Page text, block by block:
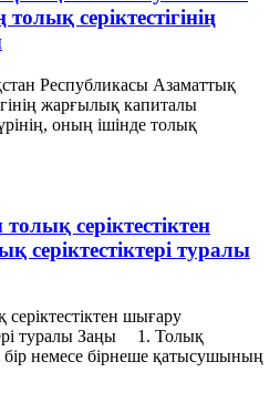
серіктестігінің
Республикасы Азаматтық
жарғылық капиталы
оның ішінде толық
серiктестiктен
туралы
шығару
туралы Заңы 1. Толық
бiр немесе бiрнеше қатысушының